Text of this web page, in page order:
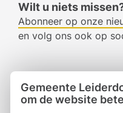
Gemeente
om de website
Wilt u niets
Abonneer op onze
en volg ons ook op
RSS